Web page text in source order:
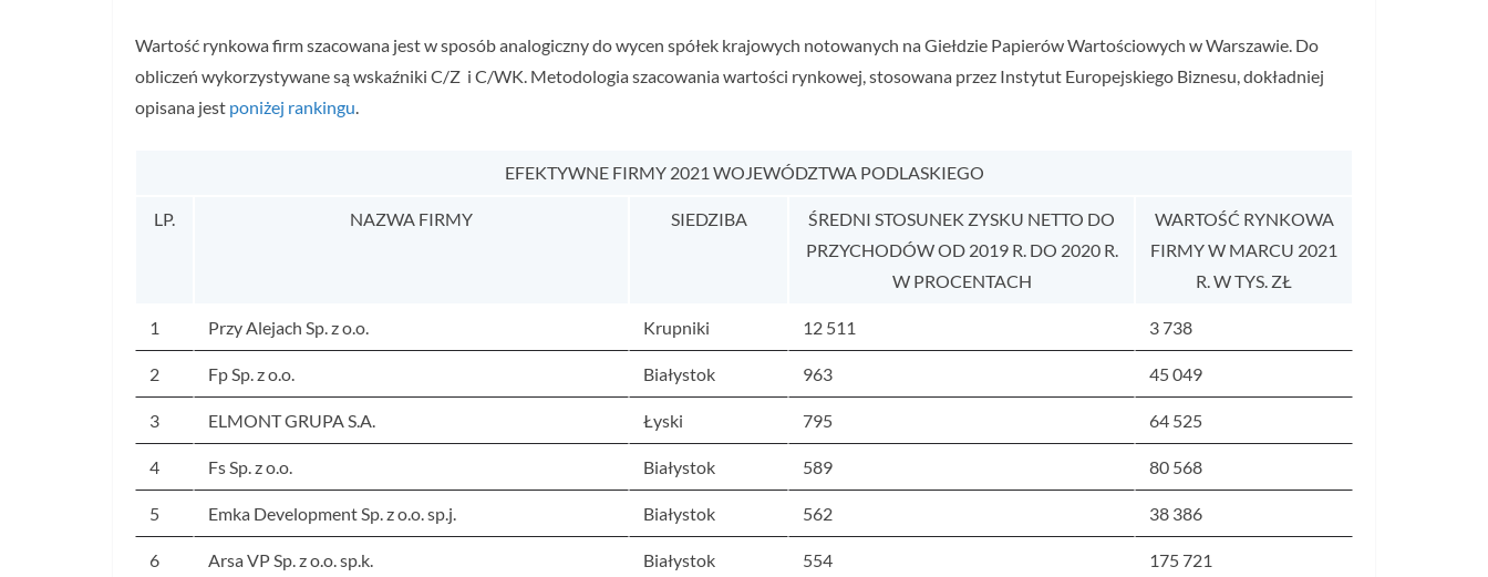
Wartość rynkowa firm szacowana jest w sposób analogiczny do wycen spółek krajowych notowanych na Giełdzie Papierów Wartościowych w Warszawie. Do
obliczeń wykorzystywane są wskaźniki C/Z i C/WK. Metodologia szacowania wartości rynkowej, stosowana przez Instytut Europejskiego Biznesu, dokładniej
opisana jest poniżej rankingu.
EFEKTYWNE FIRMY 2021 WOJEWÓDZTWA PODLASKIEGO
LP. NAZWA FIRMY SIEDZIBA
ŚREDNI STOSUNEK ZYSKU NETTO DO
PRZYCHODÓW OD 2019 R. DO 2020 R.
W PROCENTACH
WARTOŚĆ RYNKOWA
FIRMY W MARCU 2021
R. W TYS. ZŁ
1 Przy Alejach Sp. z o.o. Krupniki 12 511 3 738
2 Fp Sp. z o.o. Białystok 963 45 049
3 ELMONT GRUPA S.A. Łyski 795 64 525
4 Fs Sp. z o.o. Białystok 589 80 568
5 Emka Development Sp. z o.o. sp.j. Białystok 562 38 386
6 Arsa VP Sp. z o.o. sp.k. Białystok 554 175 721